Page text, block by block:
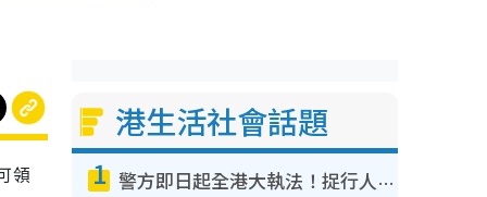
領
港生活社會話題
1 警方即日起全港大執法！捉行人亂過馬路+司機不專注駕駛！亂過馬路罰$2000